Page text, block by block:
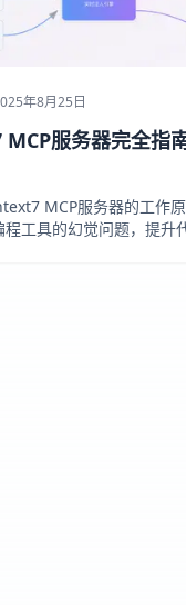
年8月25日
服务器完全指
MCP服务器的工作
工具的幻觉问题，提升